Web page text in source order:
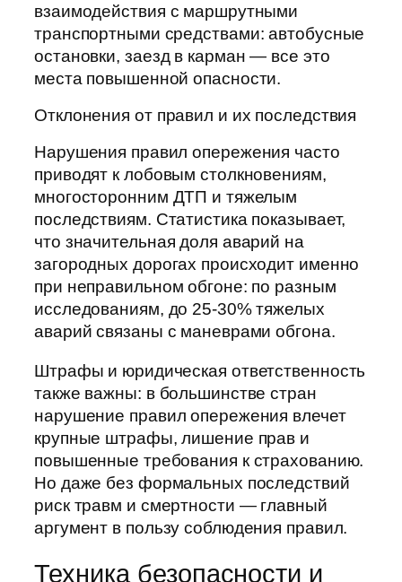
взаимодействия с маршрутными
транспортными средствами: автобусные
остановки, заезд в карман — все это
места повышенной опасности.
Отклонения от правил и их последствия
Нарушения правил опережения часто
приводят к лобовым столкновениям,
многосторонним ДТП и тяжелым
последствиям. Статистика показывает,
что значительная доля аварий на
загородных дорогах происходит именно
при неправильном обгоне: по разным
исследованиям, до 25-30% тяжелых
аварий связаны с маневрами обгона.
Штрафы и юридическая ответственность
также важны: в большинстве стран
нарушение правил опережения влечет
крупные штрафы, лишение прав и
повышенные требования к страхованию.
Но даже без формальных последствий
риск травм и смертности — главный
аргумент в пользу соблюдения правил.
Техника безопасности и